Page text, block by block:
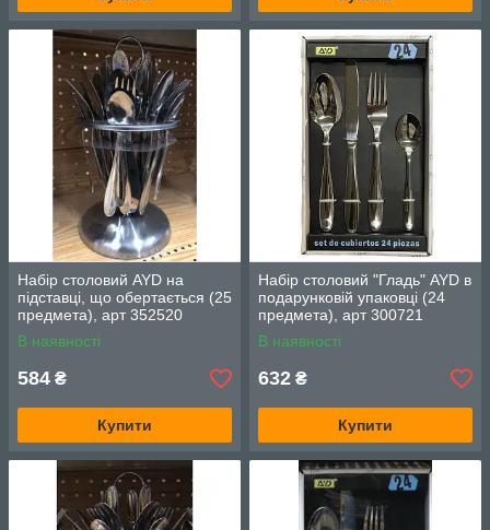
Набір столовий AYD на
підставці, що обертається (25
предмета), арт 352520
В наявності
584 ₴
Купити
Набір столовий "Гладь" AYD в
подарунковій упаковці (24
предмета), арт 300721
В наявності
632 ₴
Купити